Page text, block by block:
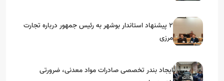
۲ پیشنهاد استاندار بوشهر به رئیس جمهور درباره تجارت
مرزی
ایجاد بندر تخصصی صادرات مواد معدنی، ضرورتی